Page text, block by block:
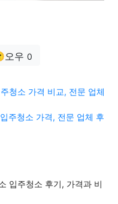
오우 0
청소 가격 비교, 전문 업체
주청소 가격, 전문 업체 후
입주청소 후기, 가격과 비